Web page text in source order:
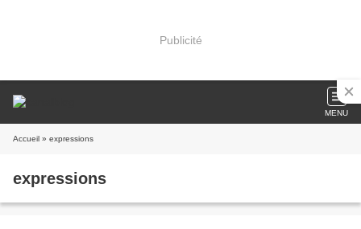
Publicité
MENU
Accueil » expressions
expressions